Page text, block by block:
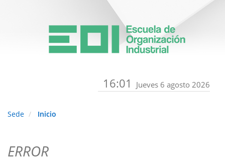
16:01 Jueves 6 agosto 2026
Sede Inicio
ERROR